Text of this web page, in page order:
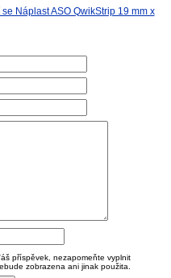
Náplast ASO QwikStrip 19 mm x
příspěvek, nezapomeňte vyplnit
zobrazena ani jinak použita.